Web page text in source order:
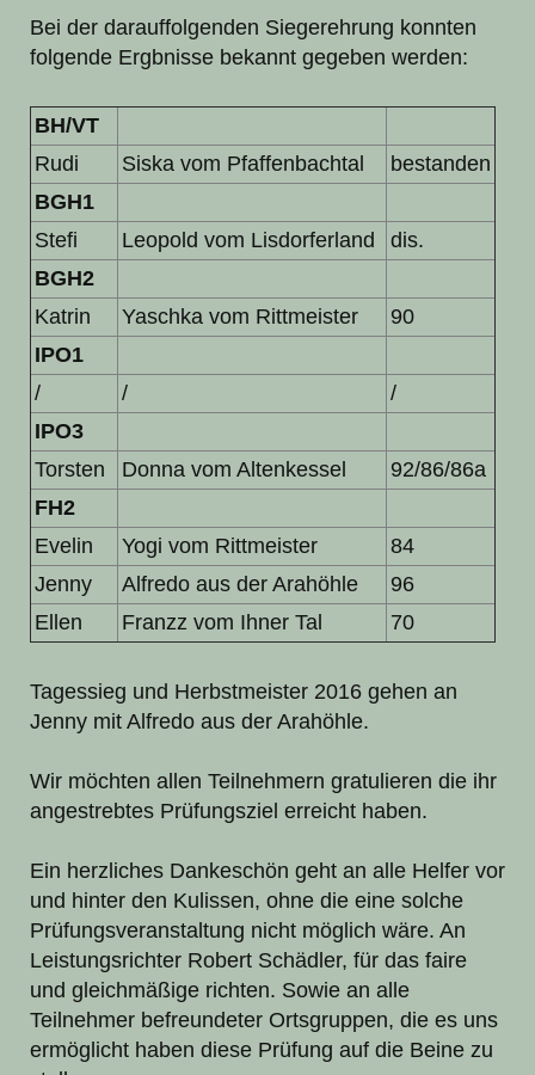
Bei der darauffolgenden Siegerehrung konnten
folgende Ergbnisse bekannt gegeben werden:
BH/VT
Rudi
Siska vom Pfaffenbachtal
bestanden
BGH1
Stefi
Leopold vom Lisdorferland
dis.
BGH2
Katrin
Yaschka vom Rittmeister
90
IPO1
/
/
/
IPO3
Torsten
Donna vom Altenkessel
92/86/86a
FH2
Evelin
Yogi vom Rittmeister
84
Jenny
Alfredo aus der Arahöhle
96
Ellen
Franzz vom Ihner Tal 70
Tagessieg und Herbstmeister 2016 gehen an
Jenny mit Alfredo aus der Arahöhle.
Wir möchten allen Teilnehmern gratulieren die ihr
angestrebtes Prüfungsziel erreicht haben.
Ein herzliches Dankeschön geht an alle Helfer vor
und hinter den Kulissen, ohne die eine solche
Prüfungsveranstaltung nicht möglich wäre. An
Leistungsrichter Robert Schädler, für das faire
und gleichmäßige richten. Sowie an alle
Teilnehmer befreundeter Ortsgruppen, die es uns
ermöglicht haben diese Prüfung auf die Beine zu